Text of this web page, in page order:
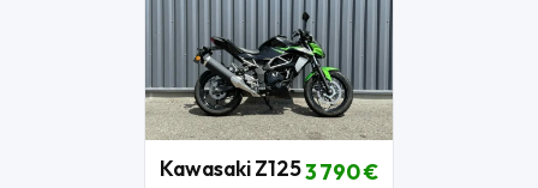
Kawasaki Z1253 790 €